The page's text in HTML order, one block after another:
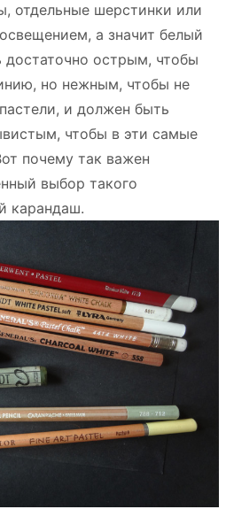
отдельные шерстинки или
а значит белый
острым, чтобы
но нежным, чтобы не
и должен быть
чтобы в эти самые
почему так важен
выбор такого
карандаш.